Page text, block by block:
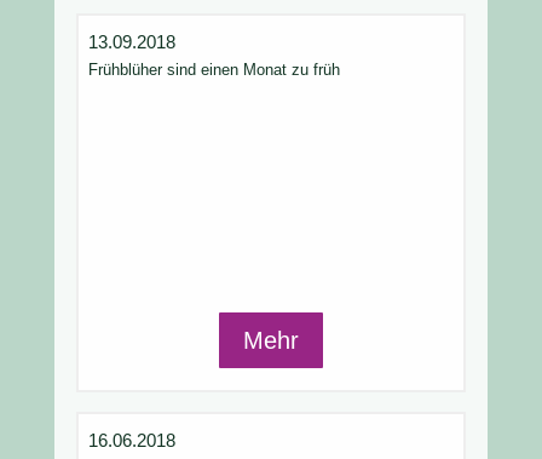
13.09.2018
Frühblüher sind einen Monat zu früh
Mehr
16.06.2018